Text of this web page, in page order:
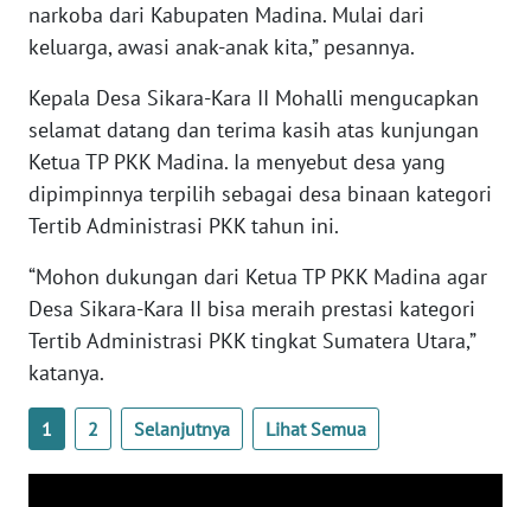
narkoba dari Kabupaten Madina. Mulai dari
keluarga, awasi anak-anak kita,” pesannya.
Kepala Desa Sikara-Kara II Mohalli mengucapkan
selamat datang dan terima kasih atas kunjungan
Ketua TP PKK Madina. Ia menyebut desa yang
dipimpinnya terpilih sebagai desa binaan kategori
Tertib Administrasi PKK tahun ini.
“Mohon dukungan dari Ketua TP PKK Madina agar
Desa Sikara-Kara II bisa meraih prestasi kategori
Tertib Administrasi PKK tingkat Sumatera Utara,”
katanya.
1 2 Selanjutnya Lihat Semua
NUSANTARA
WN
JATIM
BALI
WN
KALBAR
WN